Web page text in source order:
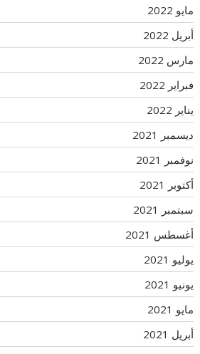
مايو 2022
أبريل 2022
مارس 2022
فبراير 2022
يناير 2022
ديسمبر 2021
نوفمبر 2021
أكتوبر 2021
سبتمبر 2021
أغسطس 2021
يوليو 2021
يونيو 2021
مايو 2021
أبريل 2021